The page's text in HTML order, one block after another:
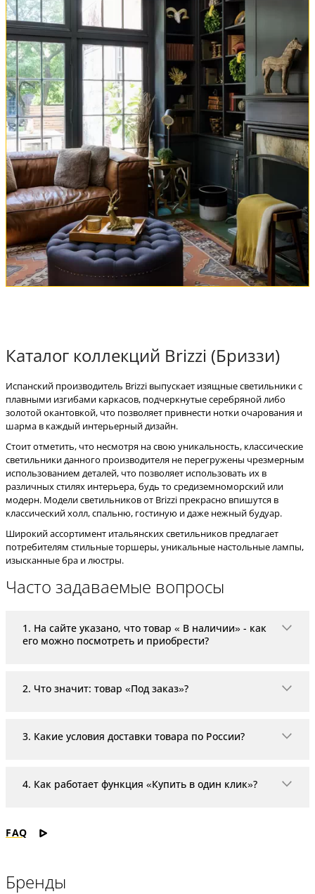
Каталог коллекций Brizzi (Бриззи)
Испанский производитель Brizzi выпускает изящные светильники с
плавными изгибами каркасов, подчеркнутые серебряной либо
золотой окантовкой, что позволяет привнести нотки очарования и
шарма в каждый интерьерный дизайн.
Стоит отметить, что несмотря на свою уникальность, классические
светильники данного производителя не перегружены чрезмерным
использованием деталей, что позволяет использовать их в
различных стилях интерьера, будь то средиземноморский или
модерн. Модели светильников от Brizzi прекрасно впишутся в
классический холл, спальню, гостиную и даже нежный будуар.
Широкий ассортимент итальянских светильников предлагает
потребителям стильные торшеры, уникальные настольные лампы,
изысканные бра и люстры.
Часто задаваемые вопросы
1. На сайте указано, что товар « В наличии» - как
его можно посмотреть и приобрести?
2. Что значит: товар «Под заказ»?
3. Какие условия доставки товара по России?
4. Как работает функция «Купить в один клик»?
FAQ
Бренды